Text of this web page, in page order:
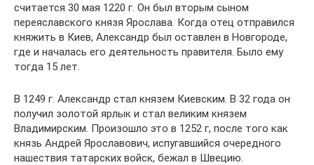
считается 30 мая 1220 г. Он был вторым сыном
переяславского князя Ярослава. Когда отец отправился
княжить в Киев, Александр был оставлен в Новгороде,
где и началась его деятельность правителя. Было ему
тогда 15 лет.
В 1249 г. Александр стал князем Киевским. В 32 года он
получил золотой ярлык и стал великим князем
Владимирским. Произошло это в 1252 г, после того как
князь Андрей Ярославович, испугавшийся очередного
нашествия татарских войск, бежал в Швецию.